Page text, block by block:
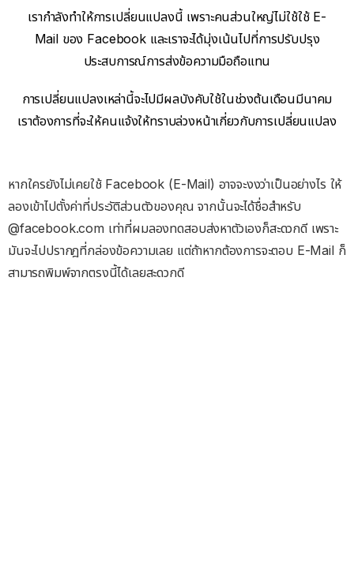
เรากำลังทำให้การเปลี่ยนแปลงนี้ เพราะคนส่วนใหญ่ไม่ใช้ใช้ E-
Mail ของ Facebook และเราจะได้มุ่งเน้นไปที่การปรับปรุง
ประสบการณ์การส่งข้อความมือถือแทน
การเปลี่ยนแปลงเหล่านี้จะไปมีผลบังคับใช้ในช่วงต้นเดือนมีนาคม
เราต้องการที่จะให้คนแจ้งให้ทราบล่วงหน้าเกี่ยวกับการเปลี่ยนแปลง
หากใครยังไม่เคยใช้ Facebook (E-Mail) อาจจะงงว่าเป็นอย่างไร ให้
ลองเข้าไปตั้งค่าที่ประวัติส่วนตัวของคุณ จากนั้นจะได้ชื่อสำหรับ
@facebook.com เท่าที่ผมลองทดสอบส่งหาตัวเองก็สะดวกดี เพราะ
มันจะไปปรากฎที่กล่องข้อความเลย แต่ถ้าหากต้องการจะตอบ E-Mail ก็
สามารถพิมพ์จากตรงนี้ได้เลยสะดวกดี